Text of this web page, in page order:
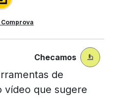
Checamos
de
vídeo que sugere